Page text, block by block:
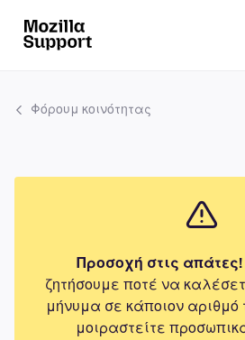
Φόρουμ κοινότητας
Προσοχή στις απάτες!
ζητήσουμε ποτέ να
μήνυμα σε κάποιον
μοιραστείτε